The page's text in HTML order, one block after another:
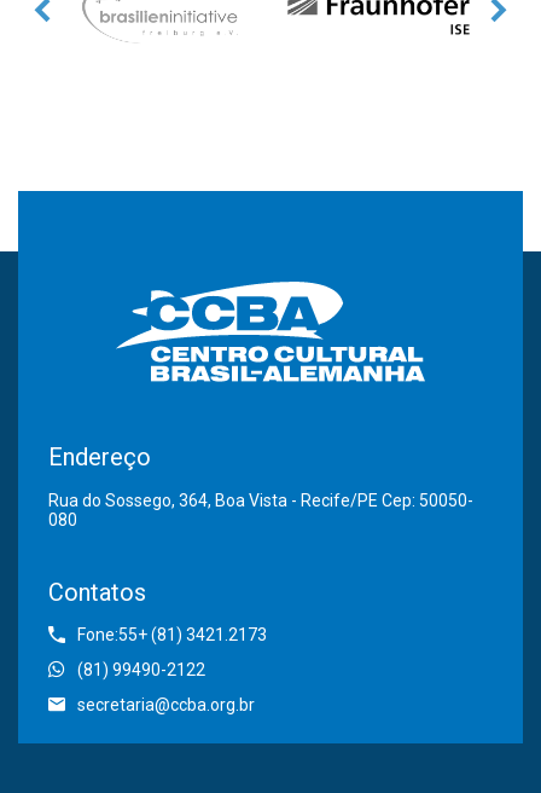
Endereço
Rua do Sossego, 364, Boa Vista - Recife/PE Cep: 50050-
080
Contatos
Fone:55+ (81) 3421.2173
(81) 99490-2122
secretaria@ccba.org.br